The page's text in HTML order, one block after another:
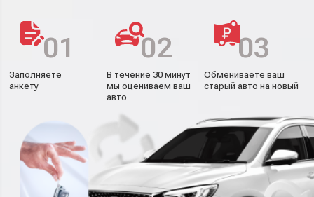
01
Заполняете
анкету
02
В течение 30 минут
мы оцениваем ваш
авто
03
Обмениваете ваш
старый авто на новый